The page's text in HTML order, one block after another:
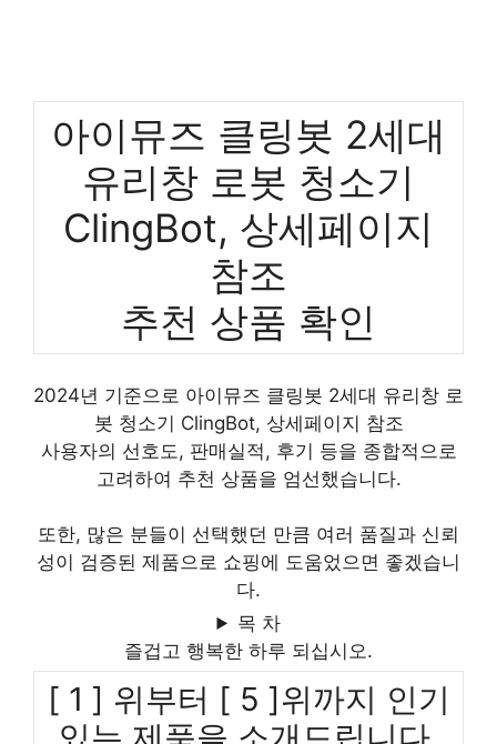
아이뮤즈 클링봇 2세대
유리창 로봇 청소기
ClingBot, 상세페이지
참조
추천 상품 확인
2024년 기준으로 아이뮤즈 클링봇 2세대 유리창 로
봇 청소기 ClingBot, 상세페이지 참조
사용자의 선호도, 판매실적, 후기 등을 종합적으로
고려하여 추천 상품을 엄선했습니다.
또한, 많은 분들이 선택했던 만큼 여러 품질과 신뢰
성이 검증된 제품으로 쇼핑에 도움었으면 좋겠습니
다.
목 차
즐겁고 행복한 하루 되십시오.
[ 1 ] 위부터 [ 5 ]위까지 인기